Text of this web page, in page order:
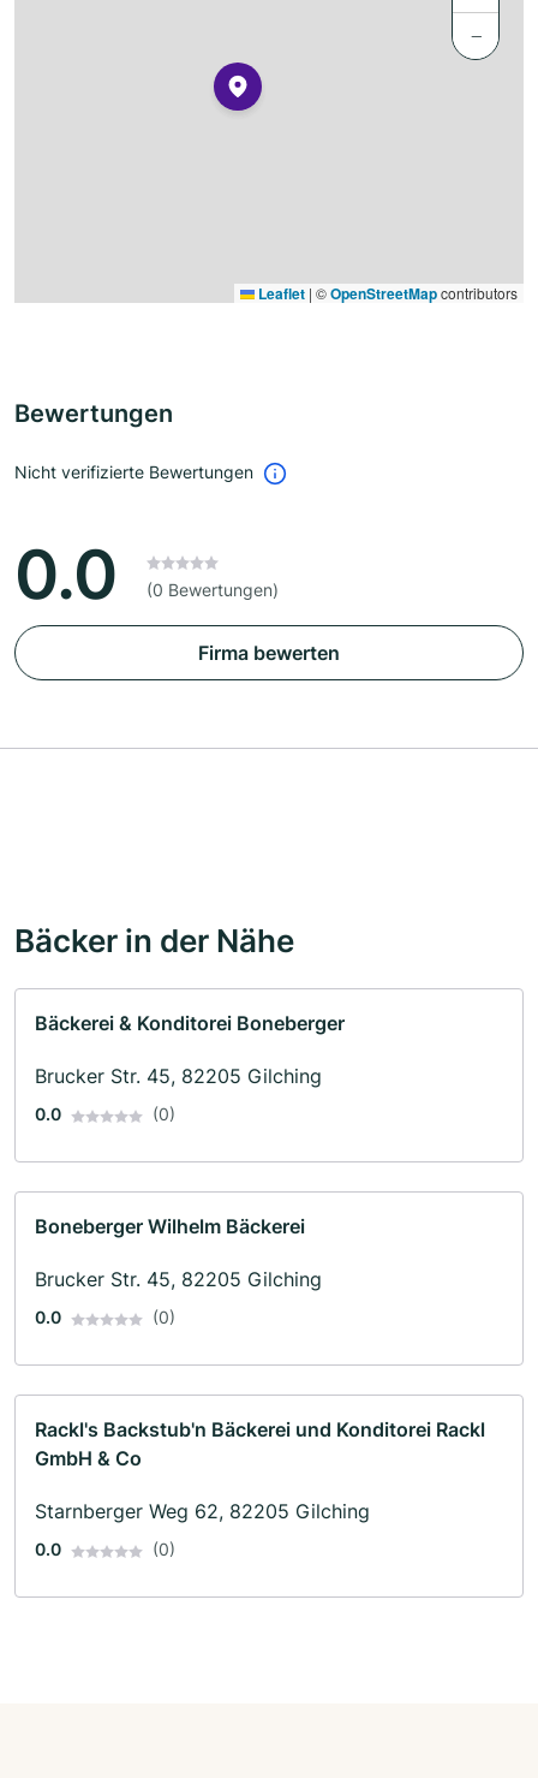
−
Leaflet | ©OpenStreetMapcontributors
Bewertungen
Nicht verifizierte Bewertungen
0.0 (0 Bewertungen)
Firma bewerten
Bäcker in der Nähe
Bäckerei & Konditorei Boneberger
Brucker Str. 45, 82205 Gilching
0.0 (0)
Boneberger Wilhelm Bäckerei
Brucker Str. 45, 82205 Gilching
0.0 (0)
Rackl's Backstub'n Bäckerei und Konditorei Rackl
GmbH & Co
Starnberger Weg 62, 82205 Gilching
0.0 (0)